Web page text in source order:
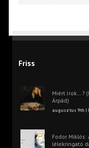
Friss
Miért írok… ?
Árpád)
augusztus 9th |
Fodor Miklós:
lélekringató